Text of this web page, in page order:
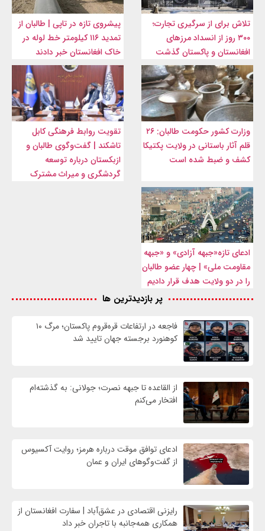
تلاش برای از سرگیری تجارت؛
۳۰۰ روز از انسداد مرزهای
افغانستان و پاکستان گذشت
پیشروی تازه در تاپی | طالبان از
تمدید ۱۱۶ کیلومتر خط لوله در
خاک افغانستان خبر دادند
وزارت کشور حکومت طالبان: ۲۶
قلم آثار باستانی در ولایت پکتیکا
کشف و ضبط شده است
تقویت روابط فرهنگی کابل
تاشکند | گفت‌وگوی طالبان و
ازبکستان درباره توسعه
گردشگری و میراث مشترک
ادعای تازه«جبهه آزادی» و «جبهه
مقاومت ملی» | چهار عضو طالبان
را در دو ولایت هدف قرار دادیم
پر بازدیدترین ها
فاجعه در ارتفاعات قره‌قروم پاکستان؛ مرگ ۱۰
کوهنورد برجسته جهان تایید شد
از القاعده تا جبهه نصرت؛ جولانی: به گذشته‌ام
افتخار می‌کنم
ادعای توافق موقت درباره هرمز؛ روایت آکسیوس
از گفت‌وگوهای ایران و عمان
رایزنی اقتصادی در عشق‌آباد | سفارت افغانستان از
همکاری همه‌جانبه با تاجران خبر داد